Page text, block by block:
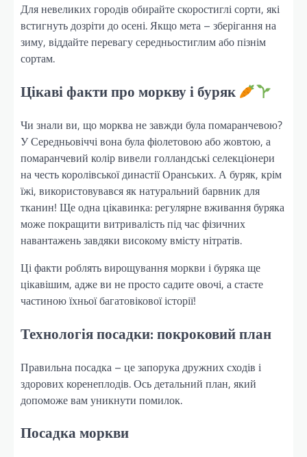
Для невеликих городів обирайте скоростиглі сорти, які
встигнуть дозріти до осені. Якщо мета – зберігання на
зиму, віддайте перевагу середньостиглим або пізнім
сортам.
Цікаві факти про моркву і буряк
Чи знали ви, що морква не завжди була помаранчевою?
У Середньовіччі вона була фіолетовою або жовтою, а
помаранчевий колір вивели голландські селекціонери
на честь королівської династії Оранських. А буряк, крім
їжі, використовувався як натуральний барвник для
тканин! Ще одна цікавинка: регулярне вживання буряка
може покращити витривалість під час фізичних
навантажень завдяки високому вмісту нітратів.
Ці факти роблять вирощування моркви і буряка ще
цікавішим, адже ви не просто садите овочі, а стаєте
частиною їхньої багатовікової історії!
Технологія посадки: покроковий план
Правильна посадка – це запорука дружних сходів і
здорових коренеплодів. Ось детальний план, який
допоможе вам уникнути помилок.
Посадка моркви